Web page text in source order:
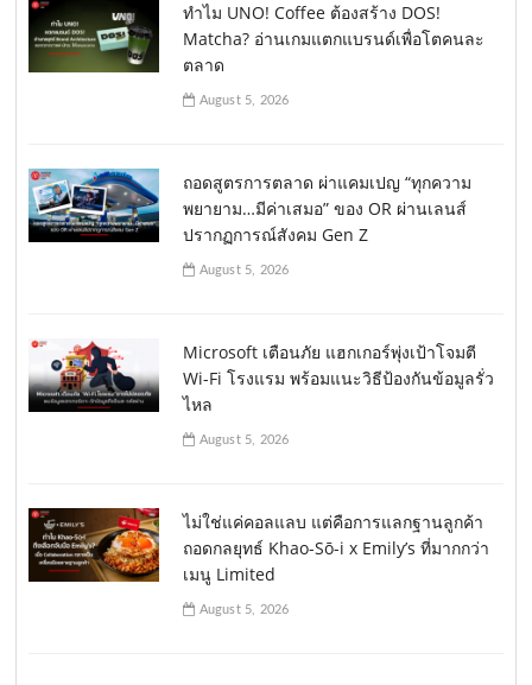
ทำไม UNO! Coffee ต้องสร้าง DOS!
Matcha? อ่านเกมแตกแบรนด์เพื่อโตคนละ
ตลาด
August 5, 2026
ถอดสูตรการตลาด ผ่าแคมเปญ “ทุกความ
พยายาม…มีค่าเสมอ” ของ OR ผ่านเลนส์
ปรากฏการณ์สังคม Gen Z
August 5, 2026
Microsoft เตือนภัย แฮกเกอร์พุ่งเป้าโจมตี
Wi-Fi โรงแรม พร้อมแนะวิธีป้องกันข้อมูลรั่ว
ไหล
August 5, 2026
ไม่ใช่แค่คอลแลบ แต่คือการแลกฐานลูกค้า
ถอดกลยุทธ์ Khao-Sō-i x Emily’s ที่มากกว่า
เมนู Limited
August 5, 2026